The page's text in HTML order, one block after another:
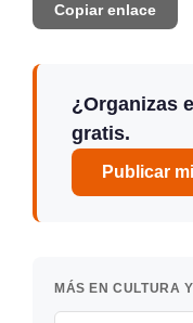
Copiar enlace
¿Organizas
gratis.
Publicar
MÁS EN CULTURA